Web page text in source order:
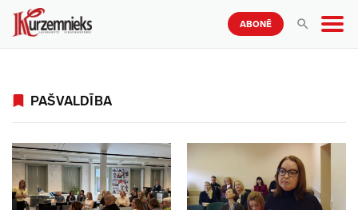
ABONĒ
PAŠVALDĪBA